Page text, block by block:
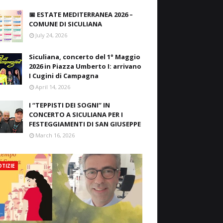
📅 ESTATE MEDITERRANEA 2026 –
COMUNE DI SICULIANA
July 24, 2026
Siculiana, concerto del 1° Maggio
2026 in Piazza Umberto I: arrivano
I Cugini di Campagna
April 14, 2026
I “TEPPISTI DEI SOGNI” IN
CONCERTO A SICULIANA PER I
FESTEGGIAMENTI DI SAN GIUSEPPE
March 16, 2026